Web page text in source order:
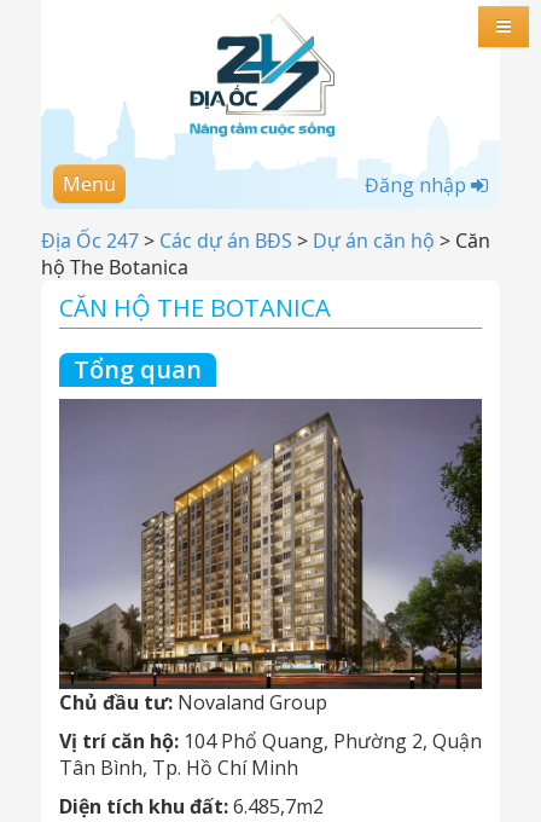
Menu Đăng nhập
Địa Ốc 247> Các dự án BĐS > Dự án căn hộ > Căn
hộ The Botanica
CĂN HỘ THE BOTANICA
Tổng quan
Chủ đầu tư: Novaland Group
Vị trí căn hộ: 104 Phổ Quang, Phường 2, Quận
Tân Bình, Tp. Hồ Chí Minh
Diện tích khu đất:6.485,7m2